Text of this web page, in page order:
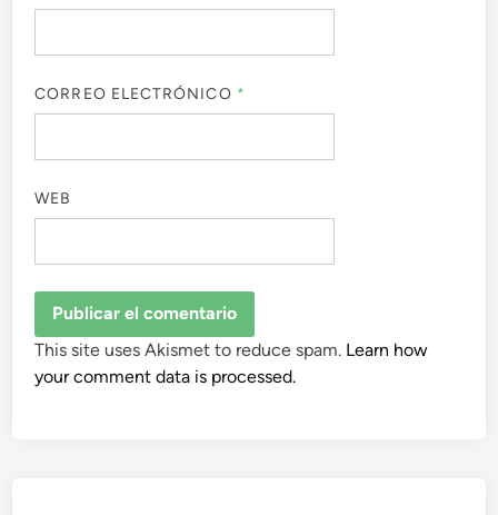
CORREO ELECTRÓNICO *
WEB
This site uses Akismet to reduce spam. Learn how
your comment data is processed.